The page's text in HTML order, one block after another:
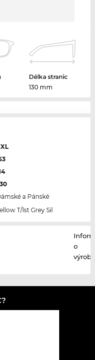
Délka stranic
130 mm
a Pánské
T/lst Grey Sil
o